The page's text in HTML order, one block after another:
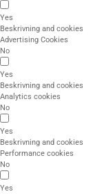
Yes
Beskrivning and cookies
Advertising Cookies
No
Yes
Beskrivning and cookies
Analytics cookies
No
Yes
Beskrivning and cookies
Performance cookies
No
Yes